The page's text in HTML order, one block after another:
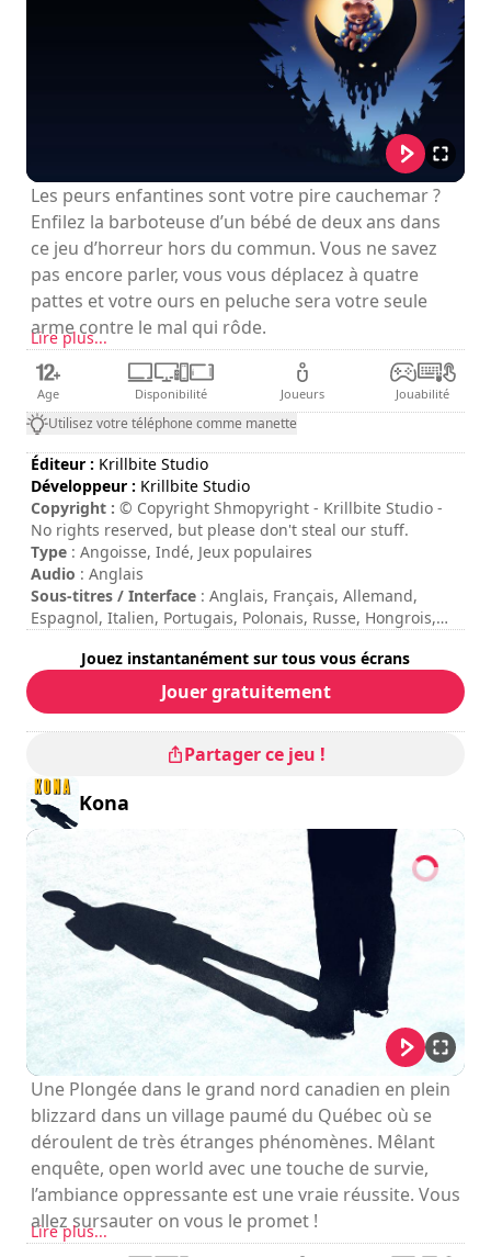
Les peurs enfantines sont votre pire cauchemar ?
Enfilez la barboteuse d’un bébé de deux ans dans
ce jeu d’horreur hors du commun. Vous ne savez
pas encore parler, vous vous déplacez à quatre
pattes et votre ours en peluche sera votre seule
arme contre le mal qui rôde.
Lire plus...
Age Disponibilité Joueurs Jouabilité
Utilisez votre téléphone comme manette
Éditeur : Krillbite Studio
Développeur : Krillbite Studio
Copyright : © Copyright Shmopyright - Krillbite Studio -
No rights reserved, but please don't steal our stuff.
Type : Angoisse, Indé, Jeux populaires
Audio : Anglais
Sous-titres / Interface : Anglais, Français, Allemand,
Espagnol, Italien, Portugais, Polonais, Russe, Hongrois,
Chinois
Durée de session
: 10 - 30 minutes
Durée totale
Difficulté: moyenne
: The Guardian : 4/5
Les commandes sont indiquées dans les options du jeu.
Jouez instantanément sur tous vous écrans
Jouer gratuitement
Partager ce jeu !
Kona
Une Plongée dans le grand nord canadien en plein
blizzard dans un village paumé du Québec où se
déroulent de très étranges phénomènes. Mêlant
enquête, open world avec une touche de survie,
l’ambiance oppressante est une vraie réussite. Vous
allez sursauter on vous le promet !
Lire plus...